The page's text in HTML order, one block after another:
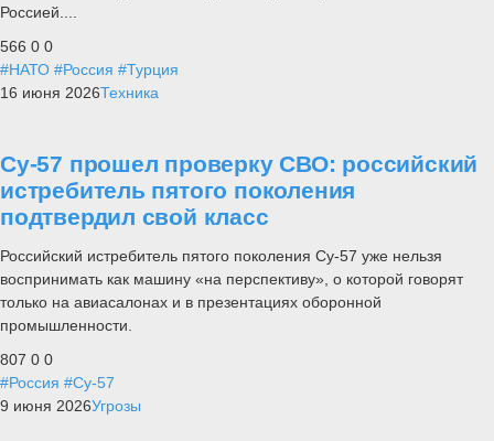
Россией....
566 0 0
#НАТО #Россия #Турция
16 июня 2026Техника
Су-57 прошел проверку СВО: российский
истребитель пятого поколения
подтвердил свой класс
Российский истребитель пятого поколения Су-57 уже нельзя
воспринимать как машину «на перспективу», о которой говорят
только на авиасалонах и в презентациях оборонной
промышленности.
807 0 0
#Россия #Су-57
9 июня 2026Угрозы